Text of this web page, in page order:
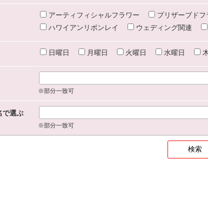
アーティフィシャルフラワー プリザーブドフ
ハワイアンリボンレイ
ウェディング関連
日曜日 月曜日 火曜日 水曜日
※部分一致可
で選ぶ
※部分一致可